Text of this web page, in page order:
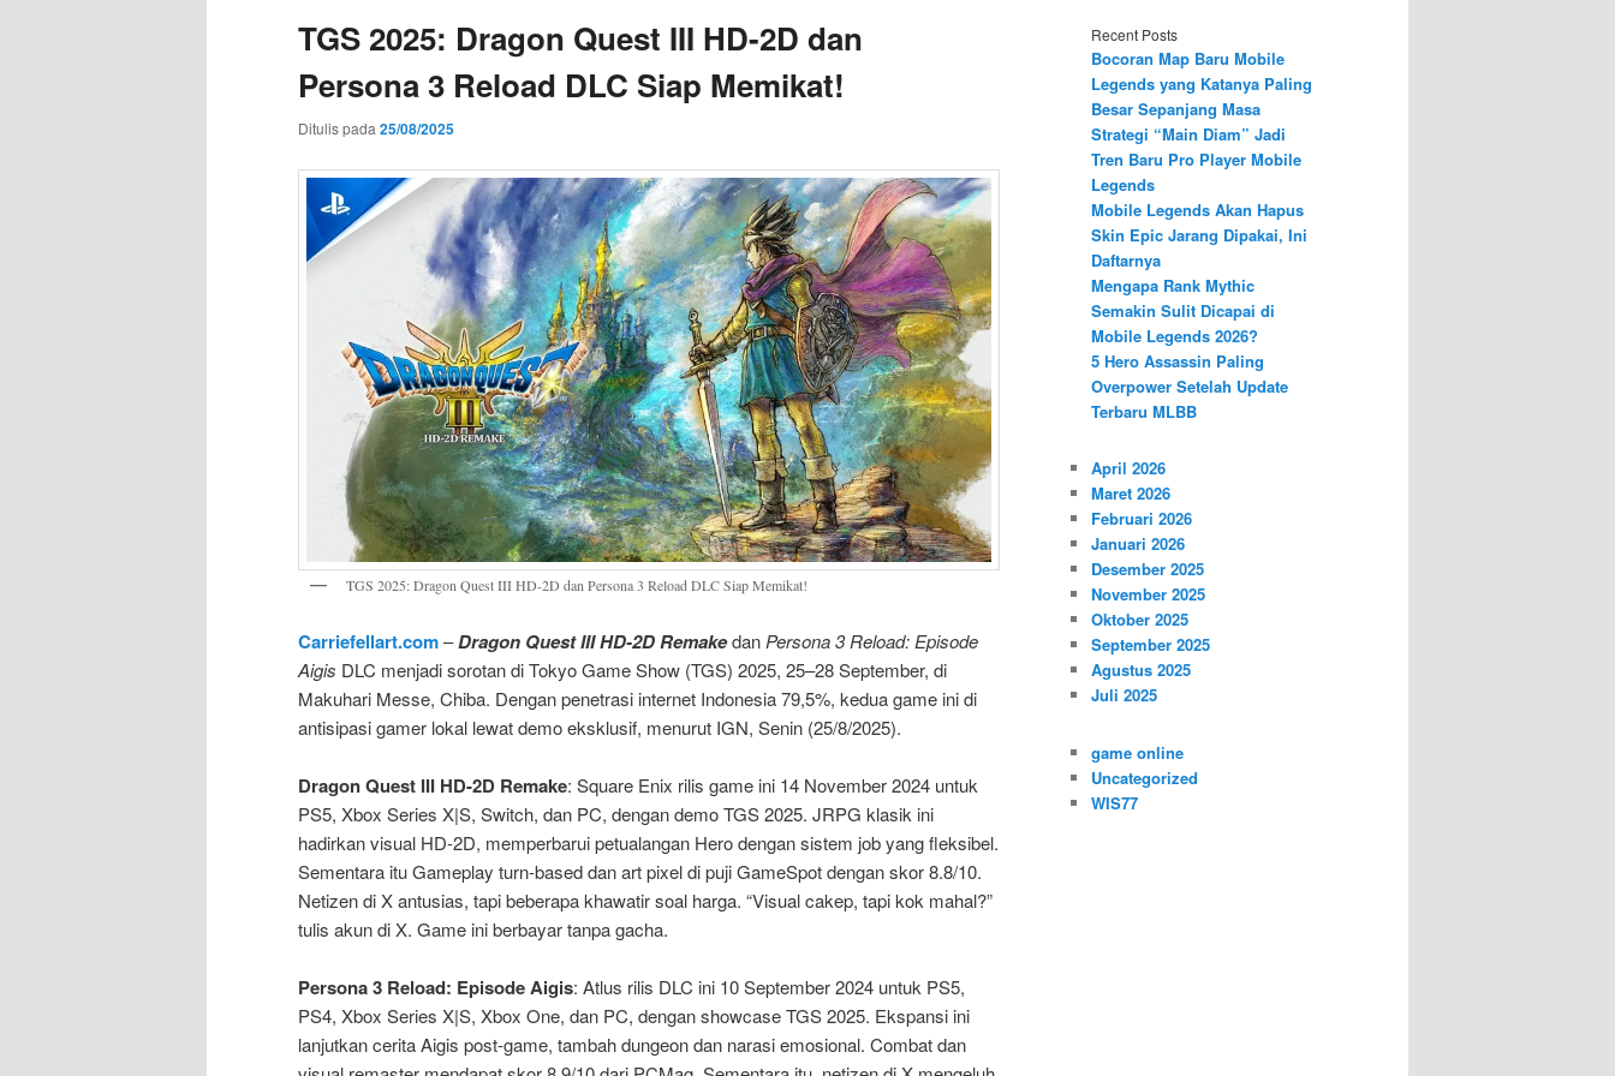
TGS 2025: Dragon Quest III HD-2D dan
Persona 3 Reload DLC Siap Memikat!
Ditulis pada 25/08/2025
TGS 2025: Dragon Quest III HD-2D dan Persona 3 Reload DLC Siap Memikat!
Carriefellart.com–Dragon Quest III HD-2D Remakedan Persona 3 Reload: Episode
Aigis DLC menjadi sorotan di Tokyo Game Show (TGS) 2025, 25–28 September, di
Makuhari Messe, Chiba. Dengan penetrasi internet Indonesia 79,5%, kedua game ini di
antisipasi gamer lokal lewat demo eksklusif, menurut IGN, Senin (25/8/2025).
Dragon Quest III HD-2D Remake: Square Enix rilis game ini 14 November 2024 untuk
PS5, Xbox Series X|S, Switch, dan PC, dengan demo TGS 2025. JRPG klasik ini
hadirkan visual HD-2D, memperbarui petualangan Hero dengan sistem job yang fleksibel.
Sementara itu Gameplay turn-based dan art pixel di puji GameSpot dengan skor 8.8/10.
Netizen di X antusias, tapi beberapa khawatir soal harga. “Visual cakep, tapi kok mahal?”
tulis akun di X. Game ini berbayar tanpa gacha.
Persona 3 Reload: Episode Aigis: Atlus rilis DLC ini 10 September 2024 untuk PS5,
PS4, Xbox Series X|S, Xbox One, dan PC, dengan showcase TGS 2025. Ekspansi ini
lanjutkan cerita Aigis post-game, tambah dungeon dan narasi emosional. Combat dan
Recent Posts
Bocoran Map Baru Mobile
Legends yang Katanya Paling
Besar Sepanjang Masa
Strategi “Main Diam” Jadi
Tren Baru Pro Player Mobile
Legends
Mobile Legends Akan Hapus
Skin Epic Jarang Dipakai, Ini
Daftarnya
Mengapa Rank Mythic
Semakin Sulit Dicapai di
Mobile Legends 2026?
5 Hero Assassin Paling
Overpower Setelah Update
Terbaru MLBB
April 2026
Maret 2026
Februari 2026
Januari 2026
Desember 2025
November 2025
Oktober 2025
September 2025
Agustus 2025
Juli 2025
game online
Uncategorized
WIS77